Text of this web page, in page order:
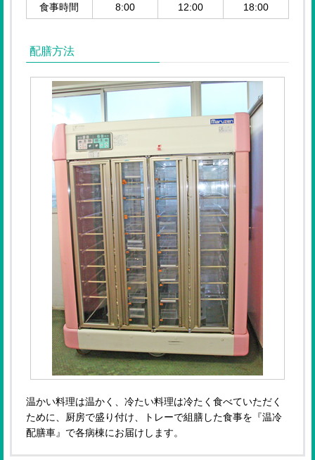
食事時間 8:00 12:00 18:00
配膳方法
温かい料理は温かく、冷たい料理は冷たく食べていただく
ために、厨房で盛り付け、トレーで組膳した食事を『温冷
配膳車』で各病棟にお届けします。